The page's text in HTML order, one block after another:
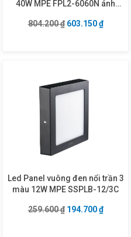
₫.
tại là: 138.000 ₫.
40W MPE FPL2-6060N ánh
804.200₫ Giá gốc là:
603.150₫Giá
₫.
tại là: 379.875 ₫.
Led Panel vuông đen nổi trần 3
màu 12W MPE SSPLB-12/3C
259.600₫ Giá gốc là:
194.700₫Giá